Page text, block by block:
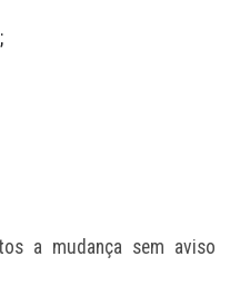
a mudança sem aviso